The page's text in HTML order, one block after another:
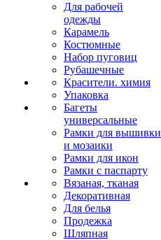
Для рабочей
одежды
Карамель
Костюмные
Набор пуговиц
Рубашечные
Красители. химия
Упаковка
Багеты
универсальные
Рамки для вышивки
и мозаики
Рамки для икон
Рамки с паспарту
Вязаная, тканая
Декоративная
Для белья
Продежка
Шляпная